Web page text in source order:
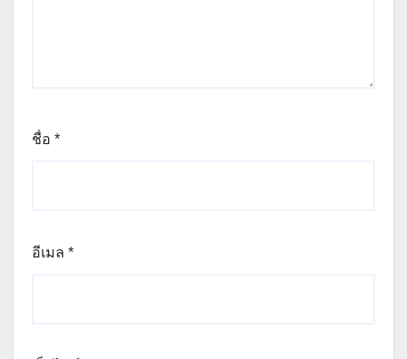
ชื่อ *
อีเมล *